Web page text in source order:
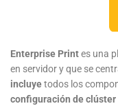
Enterprise Printes una
en servidor y que se
incluyetodos los
configuración de clúster